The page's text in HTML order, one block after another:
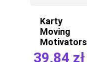
Karty
Moving
Motivators
39,84 zł